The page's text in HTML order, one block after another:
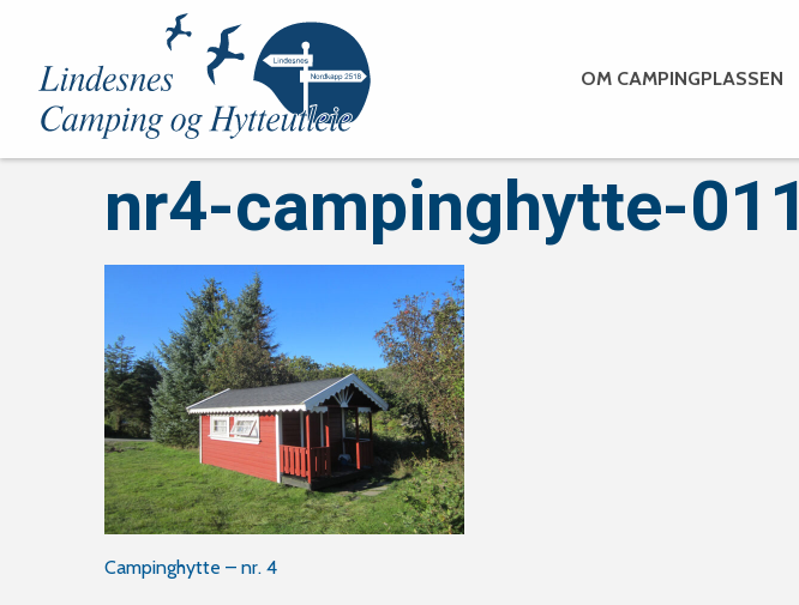
OM CAMPINGPLASSEN
nr4-campinghytte-011
Innleggsnavigasjon
Campinghytte – nr. 4